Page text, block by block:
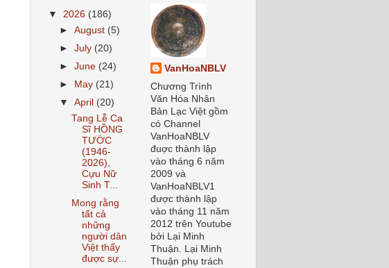
▼ 2026 (186)
►August (5)
►July (20)
►June (24)
►
May (21)
▼April (20)
Tang Lễ Ca
Sĩ HỒNG
TƯỚC
(1946-
2026),
Cựu Nữ
Sinh T...
Mong rằng
tất cả
những
người dân
Việt thấy
được sự...
VanHoaNBLV
Chương Trình
Văn Hóa Nhân
Bản Lạc Việt gồm
có Channel
VanHoaNBLV
đuợc thành lập
vào tháng 6 năm
2009 và
VanHoaNBLV1
được thành lập
vào tháng 11 năm
2012 trên Youtube
bởi Lại Minh
Thuận. Lại Minh
Thuận phụ trách